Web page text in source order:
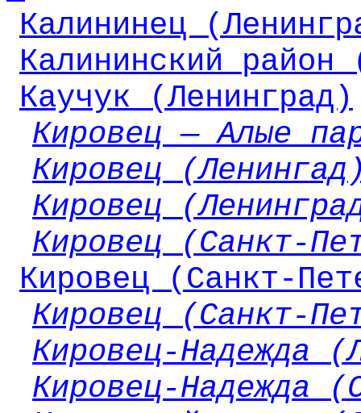
Калининец
Калининский район
Каучук (Ленинград)
Кировец — Алые
Кировец
Кировец
Кировец (Санкт-
Кировец (Санкт-
Кировец (Санкт-
Кировец-Надежда
Кировец-Надежда